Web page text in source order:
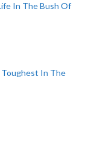
In The Bush Of
Toughest In The